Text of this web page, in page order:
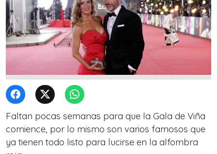
Faltan pocas semanas para que la Gala de Viña
comience, por lo mismo son varios famosos que
ya tienen todo listo para lucirse en la alfombra